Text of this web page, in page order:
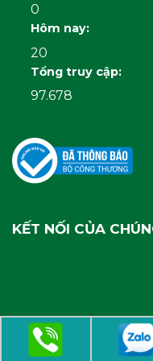
0
Hôm nay:
20
Tổng truy cập:
97.678
KẾT NỐI CỦA
Copyright 2026 ©